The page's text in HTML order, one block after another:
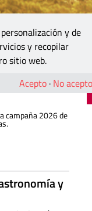
campaña 2026 de
y
y de
y recopilar
sitio web.
Acepto · No acepto